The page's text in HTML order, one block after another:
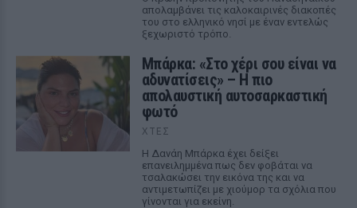
απολαμβάνει τις καλοκαιρινές διακοπές
του στο ελληνικό νησί με έναν εντελώς
ξεχωριστό τρόπο.
Μπάρκα: «Στο χέρι σου είναι να
αδυνατίσεις» – Η πιο
απολαυστική αυτοσαρκαστική
φωτό
ΧΤΕΣ
Η Δανάη Μπάρκα έχει δείξει
επανειλημμένα πως δεν φοβάται να
τσαλακώσει την εικόνα της και να
αντιμετωπίζει με χιούμορ τα σχόλια που
γίνονται για εκείνη.